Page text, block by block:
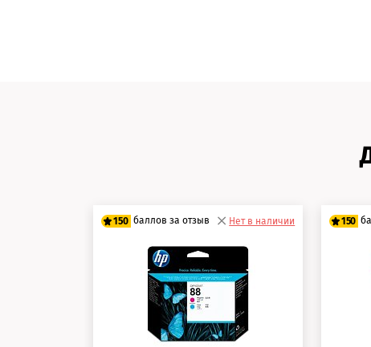
150 баллов за отзыв
125 баллов
150 баллов
Нет в наличии 150
125
150